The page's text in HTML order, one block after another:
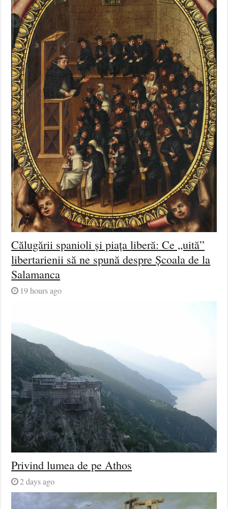
Călugării spanioli și piața liberă: Ce „uită”
libertarienii să ne spună despre Școala de la
Salamanca
19 hours ago
Privind lumea de pe Athos
2 days ago